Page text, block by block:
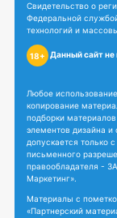
Свидетельство о
Федеральной
технологий и
18+ Данный сайт не
Любое
копирование
подборки материалов
элементов дизайна и
допускается только с
письменного
правообладателя -
Маркетинг».
Материалы с
«Партнерский